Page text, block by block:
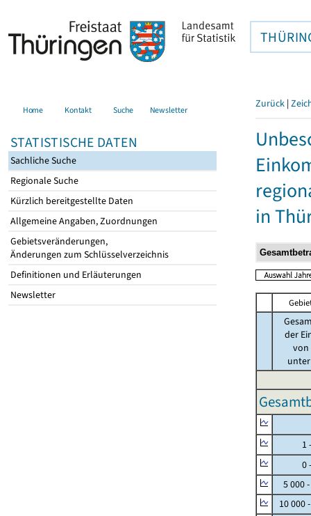
Home Kontakt Suche Newsletter
STATISTISCHE DATEN
Sachliche Suche
Regionale Suche
Kürzlich bereitgestellte Daten
Allgemeine Angaben, Zuordnungen
Gebietsveränderungen,
Änderungen zum Schlüsselverzeichnis
Definitionen und Erläuterungen
Newsletter
Zurück |
in
der
von
unter
1 -
0 -
5 000
10 000